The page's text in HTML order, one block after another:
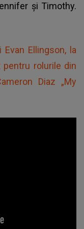
și Timothy.
Ellingson, la
rolurile din
Diaz „My